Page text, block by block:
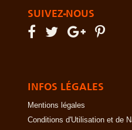
SUIVEZ-NOUS
INFOS LÉGALES
Mentions légales
Conditions d'Utilisation et de